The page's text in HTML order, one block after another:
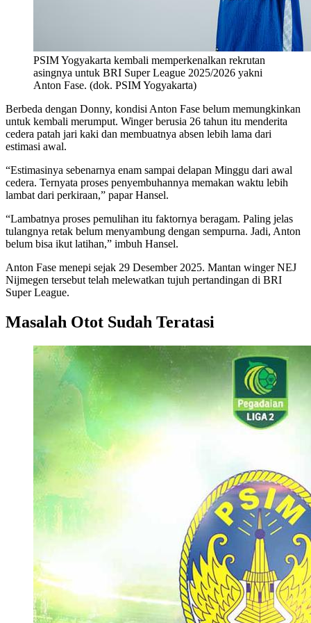
PSIM Yogyakarta kembali memperkenalkan rekrutan
asingnya untuk BRI Super League 2025/2026 yakni
Anton Fase. (dok. PSIM Yogyakarta)
Berbeda dengan Donny, kondisi Anton Fase belum memungkinkan
untuk kembali merumput. Winger berusia 26 tahun itu menderita
cedera patah jari kaki dan membuatnya absen lebih lama dari
estimasi awal.
“Estimasinya sebenarnya enam sampai delapan Minggu dari awal
cedera. Ternyata proses penyembuhannya memakan waktu lebih
lambat dari perkiraan,” papar Hansel.
“Lambatnya proses pemulihan itu faktornya beragam. Paling jelas
tulangnya retak belum menyambung dengan sempurna. Jadi, Anton
belum bisa ikut latihan,” imbuh Hansel.
Anton Fase menepi sejak 29 Desember 2025. Mantan winger NEJ
Nijmegen tersebut telah melewatkan tujuh pertandingan di BRI
Super League.
Masalah Otot Sudah Teratasi